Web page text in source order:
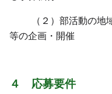
（２）部活動の
等の企画・開催
４ 応募要件